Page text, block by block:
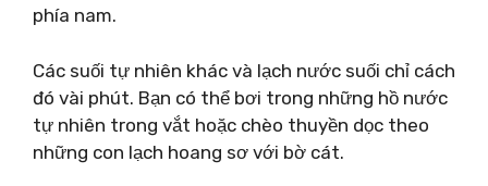
phía nam.
Các suối tự nhiên khác và lạch nước suối chỉ cách
đó vài phút. Bạn có thể bơi trong những hồ nước
tự nhiên trong vắt hoặc chèo thuyền dọc theo
những con lạch hoang sơ với bờ cát.